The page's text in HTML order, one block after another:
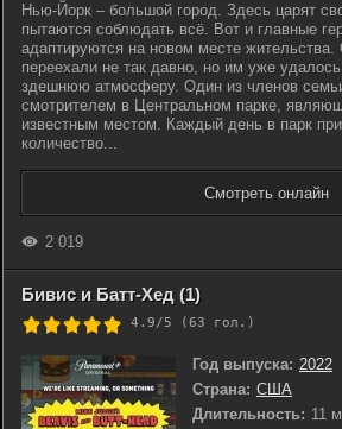
Нью-Йорк – большой город. Здесь царят
пытаются соблюдать всё. Вот и главные
адаптируются на новом месте жительства.
переехали не так давно, но им уже удалось
здешнюю атмосферу. Один из членов
смотрителем в Центральном парке,
известным местом. Каждый день в парк
количество...
Смотреть онлайн
2 019
Бивис и Батт-Хед (1)
4.9/5 (63 гол.)
Год выпуска: 2022
Страна: США
Длительность: 11